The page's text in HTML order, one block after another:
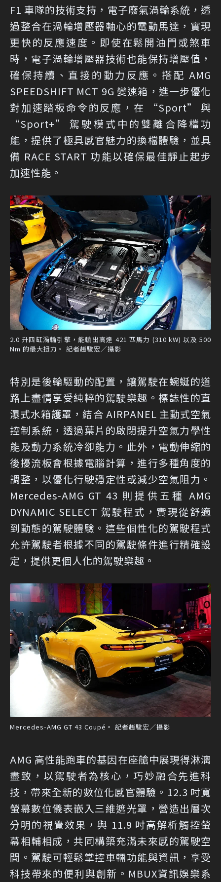
F1 車隊的技術支持，電子廢氣渦輪系統，透
過整合在渦輪增壓器軸心的電動馬達，實現
更快的反應速度。即使在鬆開油門或煞車
時，電子渦輪增壓器技術也能保持增壓值，
確保持續、直接的動力反應。搭配 AMG
SPEEDSHIFT MCT 9G 變速箱，進一步優化
對加速踏板命令的反應，在 “Sport” 與
“Sport+” 駕駛模式中的雙離合降檔功
能，提供了極具感官魅力的換檔體驗，並具
備 RACE START 功能以確保最佳靜止起步
加速性能。
2.0 升四缸渦輪引擎，能輸出高達 421 匹馬力 (310 kW) 以及 500
Nm 的最大扭力。 記者趙駿宏／攝影
特別是後輪驅動的配置，讓駕駛在蜿蜒的道
路上盡情享受純粹的駕駛樂趣。標誌性的直
瀑式水箱護罩，結合 AIRPANEL 主動式空氣
控制系統，透過葉片的啟閉提升空氣力學性
能及動力系統冷卻能力。此外，電動伸縮的
後擾流板會根據電腦計算，進行多種角度的
調整，以優化行駛穩定性或減少空氣阻力。
Mercedes-AMG GT 43 則提供五種 AMG
DYNAMIC SELECT 駕駛程式，實現從舒適
到動態的駕駛體驗。這些個性化的駕駛程式
允許駕駛者根據不同的駕駛條件進行精確設
定，提供更個人化的駕駛樂趣。
Mercedes-AMG GT 43 Coupé。 記者趙駿宏／攝影
AMG 高性能跑車的基因在座艙中展現得淋漓
盡致，以駕駛者為核心，巧妙融合先進科
技，帶來全新的數位化感官體驗。12.3 吋寬
螢幕數位儀表嵌入三維遮光罩，營造出層次
分明的視覺效果，與 11.9 吋高解析觸控螢
幕相輔相成，共同構築充滿未來感的駕駛空
間。駕駛可輕鬆掌控車輛功能與資訊，享受
科技帶來的便利與創新。MBUX資訊娛樂系